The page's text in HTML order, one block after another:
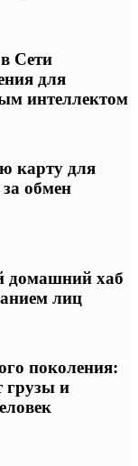
Сети
для
интеллектом
карту для
обмен
домашний хаб
лиц
поколения:
грузы и